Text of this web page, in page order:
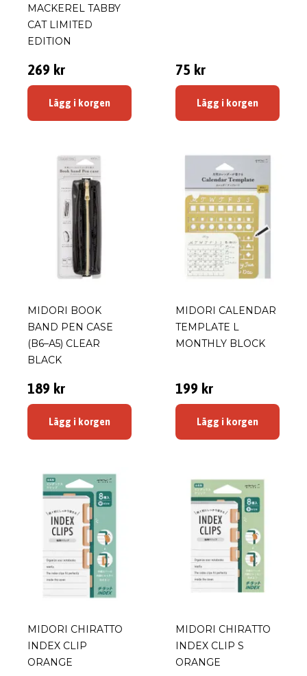
MACKEREL TABBY
CAT LIMITED
EDITION
269 kr
Lägg i korgen
75 kr
Lägg i korgen
MIDORI BOOK
BAND PEN CASE
(B6–A5) CLEAR
BLACK
189 kr
Lägg i korgen
MIDORI CALENDAR
TEMPLATE L
MONTHLY BLOCK
199 kr
Lägg i korgen
MIDORI CHIRATTO
INDEX CLIP
ORANGE
MIDORI CHIRATTO
INDEX CLIP S
ORANGE